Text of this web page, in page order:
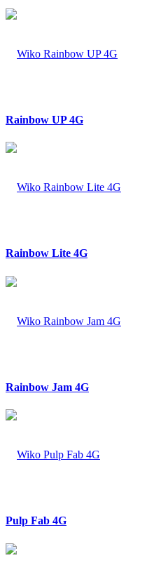
Rainbow UP 4G
Rainbow Lite 4G
Rainbow Jam 4G
Pulp Fab 4G